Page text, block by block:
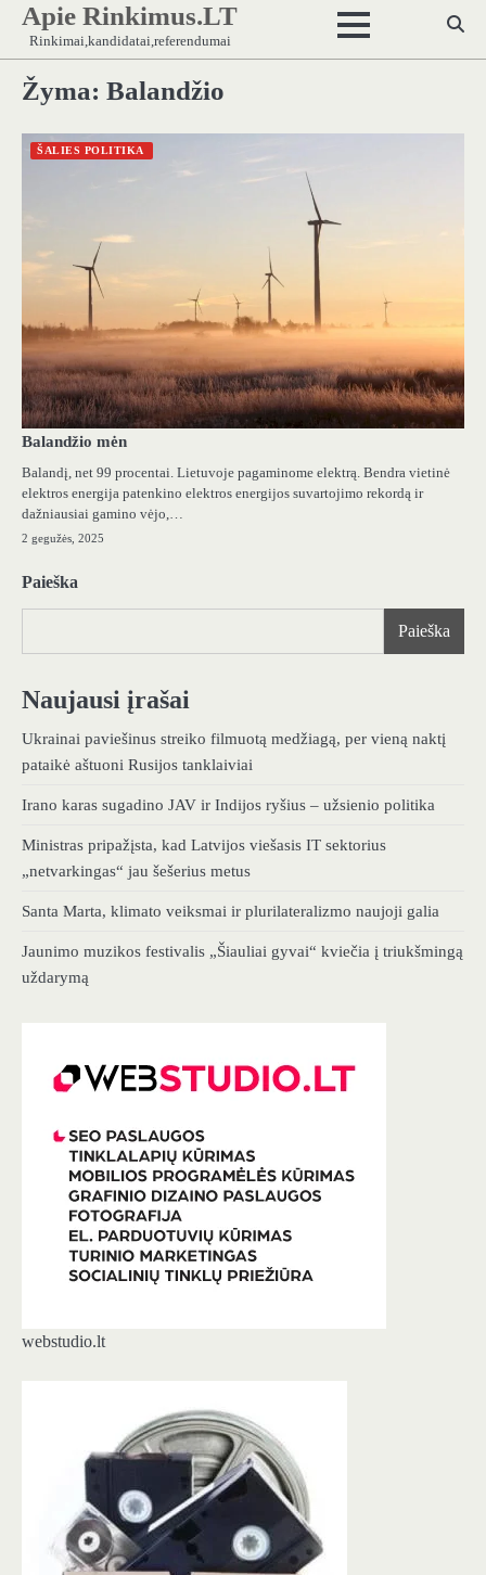
Skip
content
Apie Rinkimus.LT
Rinkimai,kandidatai,referendumai
Žyma: Balandžio
ŠALIES POLITIKA
Balandžio mėn
Balandį, net 99 procentai. Lietuvoje pagaminome elektrą. Bendra vietinė
elektros energija patenkino elektros energijos suvartojimo rekordą ir
dažniausiai gamino vėjo,…
2 gegužės, 2025
Paieška
Paieška
Naujausi įrašai
Ukrainai paviešinus streiko filmuotą medžiagą, per vieną naktį
pataikė aštuoni Rusijos tanklaiviai
Irano karas sugadino JAV ir Indijos ryšius – užsienio politika
Ministras pripažįsta, kad Latvijos viešasis IT sektorius
„netvarkingas“ jau šešerius metus
Santa Marta, klimato veiksmai ir plurilateralizmo naujoji galia
Jaunimo muzikos festivalis „Šiauliai gyvai“ kviečia į triukšmingą
uždarymą
webstudio.lt